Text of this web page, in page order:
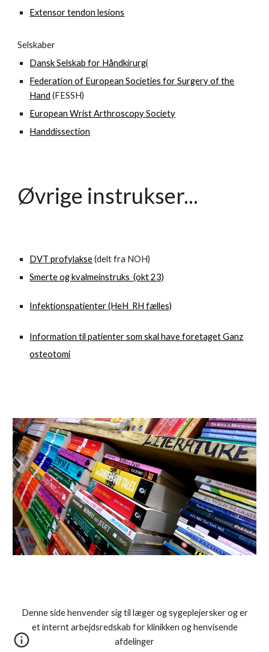
Extensor tendon lesions
Selskaber
Dansk Selskab for Håndkirurgi
Federation of European Societies for Surgery of the
Hand (FESSH)
European Wrist Arthroscopy Society
Handdissection
Øvrige instrukser...
DVT profylakse(delt fra NOH)
Smerte og kvalmeinstruks (okt 23)
Infektionspatienter (HeH_RH fælles)
Information til patienter som skal have foretaget Ganz
osteotomi
Denne side henvender sig til læger og sygeplejersker og er
et internt arbejdsredskab for klinikken og henvisende
afdelinger